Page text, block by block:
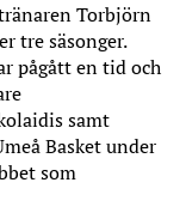
Torbjörn
tre säsonger.
pågått en tid och
samt
Basket under
som